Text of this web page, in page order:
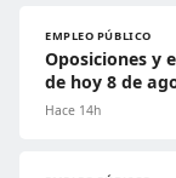
EMPLEO PÚBLICO
Oposiciones y
de hoy 8 de
Hace 14h